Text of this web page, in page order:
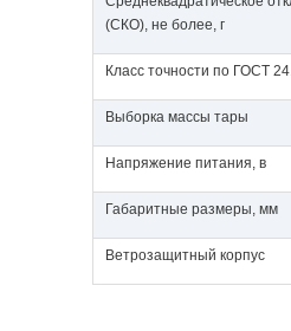
(СКО), не более, г
Класс точности по ГОСТ
Выборка массы тары
Напряжение питания, в
Габаритные размеры, мм
Ветрозащитный корпус